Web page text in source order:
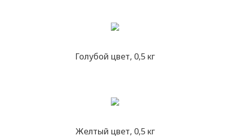
Голубой цвет, 0,5 кг
Желтый цвет, 0,5 кг